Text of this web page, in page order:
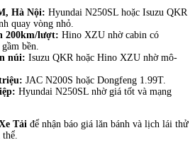
Hà Nội: Hyundai N250SL hoặc Isuzu QKR
quay vòng nhỏ.
200km/lượt: Hino XZU nhờ cabin có
bền.
núi: Isuzu QKR hoặc Hino XZU nhờ mô-
JAC N200S hoặc Dongfeng 1.99T.
Hyundai N250SL nhờ giá tốt và mạng
Tải để nhận báo giá lăn bánh và lịch lái thử
thể.